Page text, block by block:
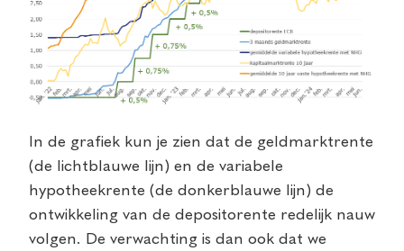
In de grafiek kun je zien dat de geldmarktrente
(de lichtblauwe lijn) en de variabele
hypotheekrente (de donkerblauwe lijn) de
ontwikkeling van de depositorente redelijk nauw
volgen. De verwachting is dan ook dat we